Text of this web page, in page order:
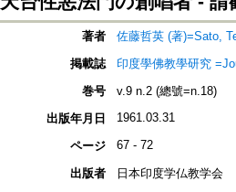
著者
佐藤哲英 (著)=Sato,
掲載誌
印度學佛教學研究
巻号
v.9 n.2 (總號=n.18)
出版年月日
1961.03.31
ページ 67 - 72
出版者
日本印度学仏教学会